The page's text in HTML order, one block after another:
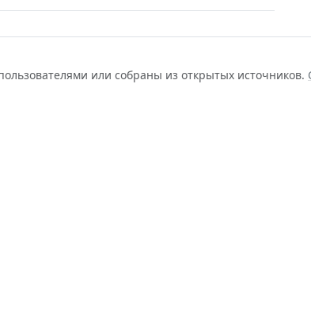
или собраны из открытых источников.